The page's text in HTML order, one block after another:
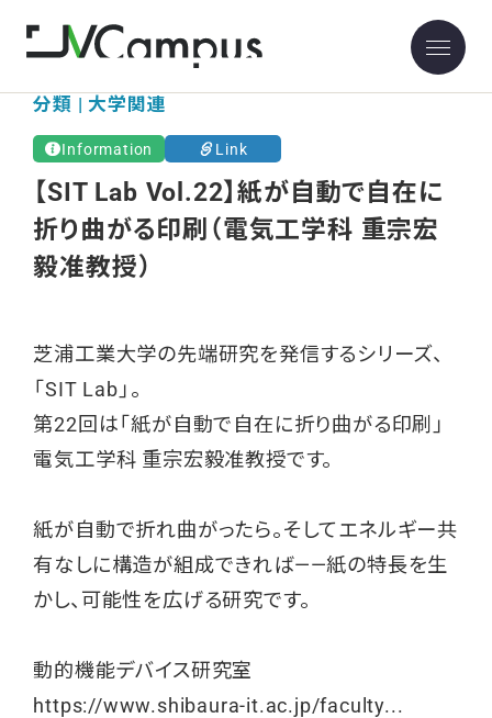
分類 | 大学関連
Information Link
【SIT Lab Vol.22】紙が自動で自在に
折り曲がる印刷（電気工学科 重宗宏
毅准教授）
芝浦工業大学の先端研究を発信するシリーズ、
「SIT Lab」。
第22回は「紙が自動で自在に折り曲がる印刷」
電気工学科 重宗宏毅准教授です。
紙が自動で折れ曲がったら。そしてエネルギー共
有なしに構造が組成できれば——紙の特長を生
かし、可能性を広げる研究です。
動的機能デバイス研究室
https://www.shibaura-it.ac.jp/faculty...